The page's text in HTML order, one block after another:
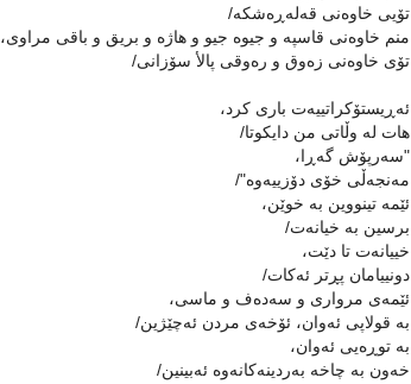
تۆیی خاوەنى قەلەڕەشكە/
منم خاوەنى قاسپە و جیوە جیو و هاژە و بریق و باقى مراوى،
تۆى خاوەنى زەوق و رەوقى پالأ سۆزانى/
ئەڕیستۆكراتییەت بارى كرد،
هات لە وڵاتى من دایكوتا/
"سەرپۆش گەڕا،
مەنجەڵى خۆى دۆزییەوە"/
ئێمە تینووین بە خوێن،
برسین بە خیانەت/
خییانەت تا دێت،
دونییامان پڕتر ئەكات/
ئێمەى مروارى و سەدەف و ماسی،
بە قولاپى ئەوان، ئۆخەى مردن ئەچێژین/
بە توڕەیى ئەوان،
خەون بە چاخە بەردینەكانەوە ئەبینین/